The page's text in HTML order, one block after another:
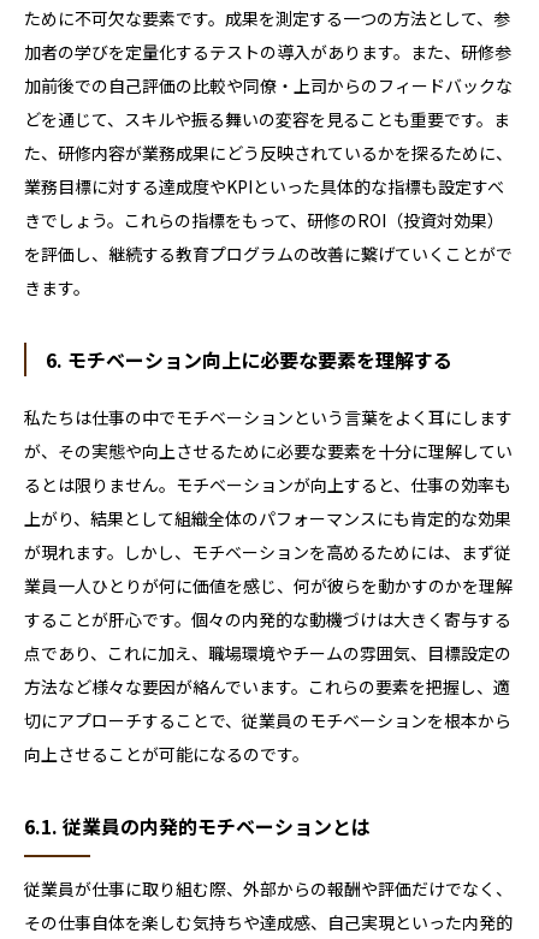
ために不可欠な要素です。成果を測定する一つの方法として、参
加者の学びを定量化するテストの導入があります。また、研修参
加前後での自己評価の比較や同僚・上司からのフィードバックな
どを通じて、スキルや振る舞いの変容を見ることも重要です。ま
た、研修内容が業務成果にどう反映されているかを探るために、
業務目標に対する達成度やKPIといった具体的な指標も設定すべ
きでしょう。これらの指標をもって、研修のROI（投資対効果）
を評価し、継続する教育プログラムの改善に繋げていくことがで
きます。
6. モチベーション向上に必要な要素を理解する
私たちは仕事の中でモチベーションという言葉をよく耳にします
が、その実態や向上させるために必要な要素を十分に理解してい
るとは限りません。モチベーションが向上すると、仕事の効率も
上がり、結果として組織全体のパフォーマンスにも肯定的な効果
が現れます。しかし、モチベーションを高めるためには、まず従
業員一人ひとりが何に価値を感じ、何が彼らを動かすのかを理解
することが肝心です。個々の内発的な動機づけは大きく寄与する
点であり、これに加え、職場環境やチームの雰囲気、目標設定の
方法など様々な要因が絡んでいます。これらの要素を把握し、適
切にアプローチすることで、従業員のモチベーションを根本から
向上させることが可能になるのです。
6.1. 従業員の内発的モチベーションとは
従業員が仕事に取り組む際、外部からの報酬や評価だけでなく、
その仕事自体を楽しむ気持ちや達成感、自己実現といった内発的